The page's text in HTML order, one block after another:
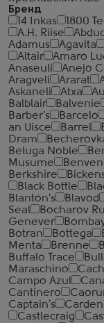
Бренд
14 Inkas
1800
A.H. Riise
Adamus
Agavita
Altair
Amaro
Anaseuli
Anejo
Aragveli
Ararat
Askaneli
Atxa
Balblair
Balvenie
Barber's
Barcelo
an Uisce
Barrel
Dram
Beluga Noble
Musume
Berkshire
Black Bottle
Blanton's
Blavod
Seal
Bocharov
Genever
Botran
Bottega
Menta
Brenne
Buffalo Trace
Maraschino
Campo Azul
Cantinero
Captain's
Castlecraig